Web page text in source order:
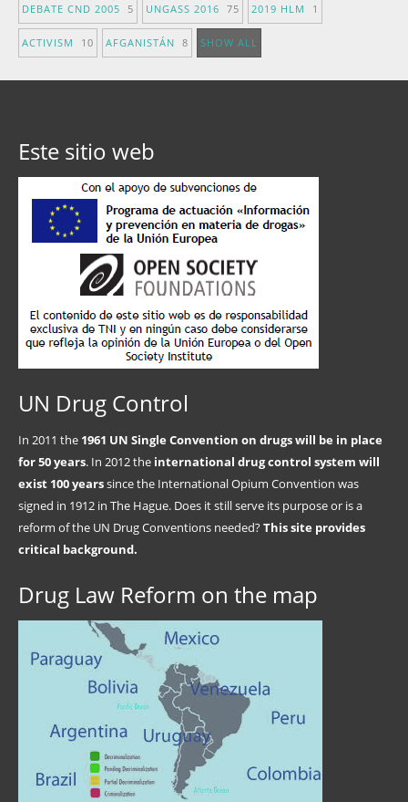
DEBATE CND 2005 5 UNGASS 2016 75 2019 HLM 1
ACTIVISM 10 AFGANISTÁN 8 SHOW ALL
Este sitio web
UN Drug Control
In 2011 the 1961 UN Single Convention on drugs will be in place
for 50 years. In 2012 the international drug control system will
exist 100 yearssince the International Opium Convention was
signed in 1912 in The Hague. Does it still serve its purpose or is a
reform of the UN Drug Conventions needed?This site provides
critical background.
Drug Law Reform on the map